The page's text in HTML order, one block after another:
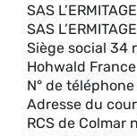
SAS L’ERMITAGE
SAS
Siège social 34
Hohwald France
N° de
Adresse du
RCS de Colmar